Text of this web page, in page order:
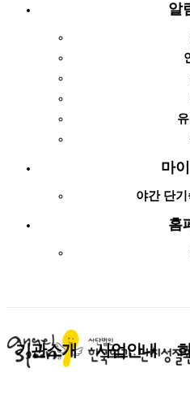
알
마
야간 단
홈
기관소개 사업안내